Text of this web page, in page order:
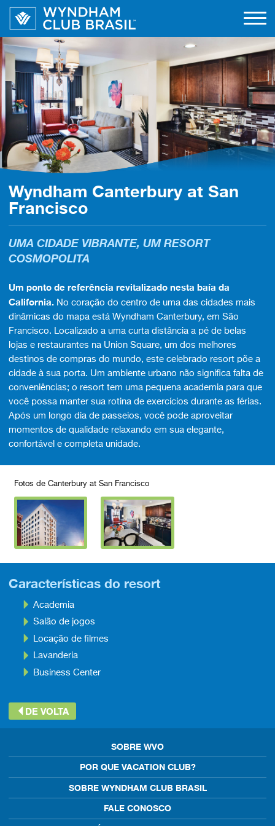
Open
Wyndham Canterbury at San
Francisco
UMA CIDADE VIBRANTE, UM RESORT
COSMOPOLITA
Um ponto de referência revitalizado nesta baía da
California.No coração do centro de uma das cidades mais
dinâmicas do mapa está Wyndham Canterbury, em São
Francisco. Localizado a uma curta distância a pé de belas
lojas e restaurantes na Union Square, um dos melhores
destinos de compras do mundo, este celebrado resort põe a
cidade à sua porta. Um ambiente urbano não significa falta de
conveniências; o resort tem uma pequena academia para que
você possa manter sua rotina de exercícios durante as férias.
Após um longo dia de passeios, você pode aproveitar
momentos de qualidade relaxando em sua elegante,
confortável e completa unidade.
Fotos de Canterbury at San Francisco
Características do resort
Academia
Salão de jogos
Locação de filmes
Lavanderia
Business Center
DE VOLTA
SOBRE WVO
POR QUE VACATION CLUB?
SOBRE WYNDHAM CLUB BRASIL
FALE CONOSCO